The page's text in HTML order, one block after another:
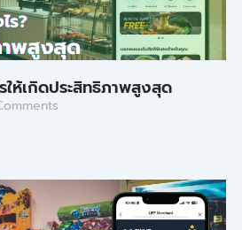
ให้เกิดประสิทธิภาพสูงสุด